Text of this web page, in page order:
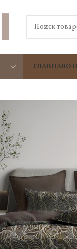
ГЛАВНАЯО